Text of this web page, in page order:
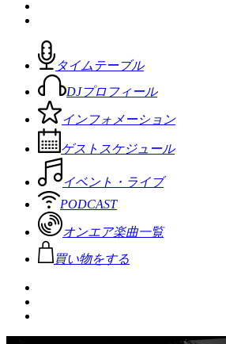
タイムテーブル
DJプロフィール
インフォメーション
ゲストスケジュール
イベント・ライブ
PODCAST
オンエア楽曲一覧
買い物をする